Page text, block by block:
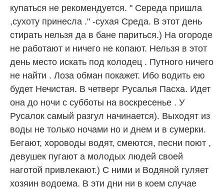
купаться не рекомендуется. " Середа пришла
,сухоту принесла ." -сухая Среда. В этот день
стирать нельзя да в бане париться.) На огороде
не работают и ничего не копают. Нельзя в этот
день место искать под колодец . Путного ничего
не найти . Лоза обман покажет. Ибо водить ею
будет Нечистая. В четверг Русалья Пасха. Идет
она до ночи с субботы на воскресенье . У
Русалок самый разгул начинается). Выходят из
воды не только ночами но и днем и в сумерки.
Бегают, хороводы водят, смеются, песни поют ,
девушек пугают а молодых людей своей
наготой привлекают.) С ними и Водяной гуляет
хозяин водоема. В эти дни ни в коем случае